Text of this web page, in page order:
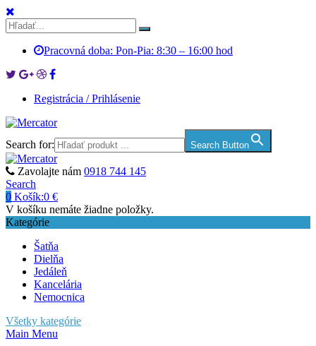
Pracovná doba: Pon-Pia: 8:30 – 16:00 hod
Registrácia / Prihlásenie
Search for: Search Button
Zavolajte nám 0918 744 145
Search
0 Košík:0 €
V košíku nemáte žiadne položky.
Kategórie
Šatňa
Dielňa
Jedáleň
Kancelária
Nemocnica
Všetky kategórie
Main Menu